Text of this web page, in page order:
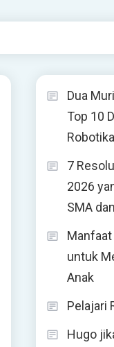
Dua
Top 10
7
2026
SMA
Manfaat
untuk
Anak
Pelajari
Hugo